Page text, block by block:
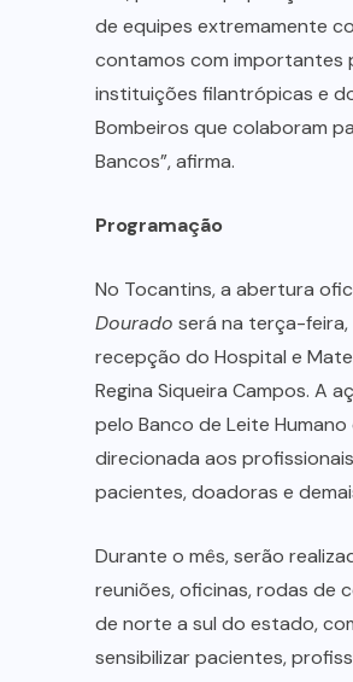
de equipes extremamente
contamos com importantes
instituições filantrópicas e
Bombeiros que colaboram
Bancos”, afirma.
Programação
No Tocantins, a abertura
Dourado será na terça-feira,
recepção do Hospital e
Regina Siqueira Campos. A
pelo Banco de Leite
direcionada aos
pacientes, doadoras e
Durante o mês, serão
reuniões, oficinas, rodas de
de norte a sul do estado,
sensibilizar pacientes,